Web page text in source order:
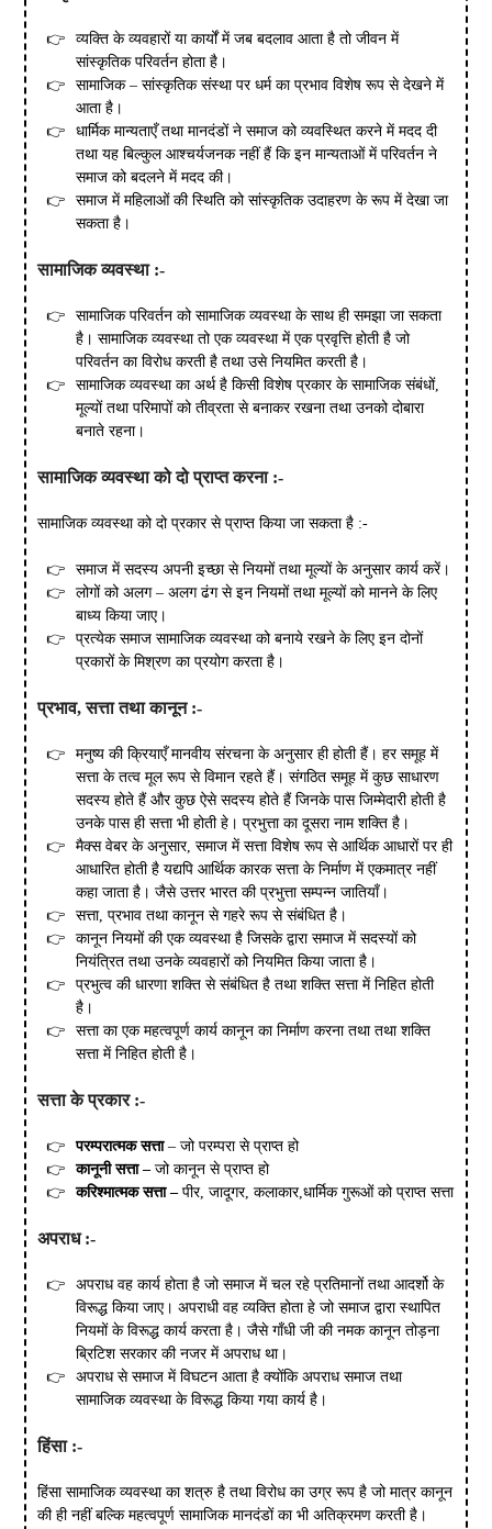
व्यक्ति के व्यवहारों या कार्यों में जब बदलाव आता है तो जीवन में
सांस्कृतिक परिवर्तन होता है।
सामाजिक – सांस्कृतिक संस्था पर धर्म का प्रभाव विशेष रूप से देखने में
आता है।
धार्मिक मान्यताएँ तथा मानदंडों ने समाज को व्यवस्थित करने में मदद दी
तथा यह बिल्कुल आश्चर्यजनक नहीं हैं कि इन मान्यताओं में परिवर्तन ने
समाज को बदलने में मदद की।
समाज में महिलाओं की स्थिति को सांस्कृतिक उदाहरण के रूप में देखा जा
सकता है।
सामाजिक व्यवस्था:-
सामाजिक परिवर्तन को सामाजिक व्यवस्था के साथ ही समझा जा सकता
है। सामाजिक व्यवस्था तो एक व्यवस्था में एक प्रवृत्ति होती है जो
परिवर्तन का विरोध करती है तथा उसे नियमित करती है।
सामाजिक व्यवस्था का अर्थ है किसी विशेष प्रकार के सामाजिक संबंधों,
मूल्यों तथा परिमापों को तीव्रता से बनाकर रखना तथा उनको दोबारा
बनाते रहना।
सामाजिक व्यवस्था को दो प्राप्त करना:-
सामाजिक व्यवस्था को दो प्रकार से प्राप्त किया जा सकता है :-
समाज में सदस्य अपनी इच्छा से नियमों तथा मूल्यों के अनुसार कार्य करें।
लोगों को अलग – अलग ढंग से इन नियमों तथा मूल्यों को मानने के लिए
बाध्य किया जाए।
प्रत्येक समाज सामाजिक व्यवस्था को बनाये रखने के लिए इन दोनों
प्रकारों के मिश्रण का प्रयोग करता है।
प्रभाव,सत्ता तथा कानून:-
मनुष्य की क्रियाएँ मानवीय संरचना के अनुसार ही होती हैं। हर समूह में
सत्ता के तत्व मूल रूप से विमान रहते हैं। संगठित समूह में कुछ साधारण
सदस्य होते हैं और कुछ ऐसे सदस्य होते हैं जिनके पास जिम्मेदारी होती है
उनके पास ही सत्ता भी होती हे। प्रभुत्ता का दूसरा नाम शक्ति है।
मैक्स वेबर के अनुसार, समाज में सत्ता विशेष रूप से आर्थिक आधारों पर ही
आधारित होती है यद्यपि आर्थिक कारक सत्ता के निर्माण में एकमात्र नहीं
कहा जाता है। जैसे उत्तर भारत की प्रभुत्ता सम्पन्न जातियाँ।
सत्ता, प्रभाव तथा कानून से गहरे रूप से संबंधित है।
कानून नियमों की एक व्यवस्था है जिसके द्वारा समाज में सदस्यों को
नियंत्रित तथा उनके व्यवहारों को नियमित किया जाता है।
प्रभुत्व की धारणा शक्ति से संबंधित है तथा शक्ति सत्ता में निहित होती
है।
सत्ता का एक महत्वपूर्ण कार्य कानून का निर्माण करना तथा तथा शक्ति
सत्ता में निहित होती है।
सत्ता के प्रकार:-
परम्परात्मक सत्ता– जो परम्परा से प्राप्त हो
कानूनी सत्ता– जो कानून से प्राप्त हो
करिश्मात्मक सत्ता– पीर, जादूगर, कलाकार,धार्मिक गुरूओं को प्राप्त सत्ता
अपराध:-
अपराध वह कार्य होता है जो समाज में चल रहे प्रतिमानों तथा आदर्शो के
विरूद्ध किया जाए। अपराधी वह व्यक्ति होता हे जो समाज द्वारा स्थापित
नियमों के विरूद्ध कार्य करता है। जैसे गाँधी जी की नमक कानून तोड़ना
ब्रिटिश सरकार की नजर में अपराध था।
अपराध से समाज में विघटन आता है क्योंकि अपराध समाज तथा
सामाजिक व्यवस्था के विरूद्ध किया गया कार्य है।
हिंसा:-
हिंसा सामाजिक व्यवस्था का शत्रु है तथा विरोध का उग्र रूप है जो मात्र कानून
की ही नहीं बल्कि महत्वपूर्ण सामाजिक मानदंडों का भी अतिक्रमण करती है।